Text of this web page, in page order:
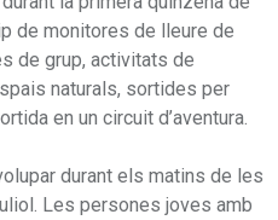
de monitores de lleure de
de grup, activitats de
naturals, sortides per
en un circuit d’aventura.
durant els matins de les
Les persones joves amb